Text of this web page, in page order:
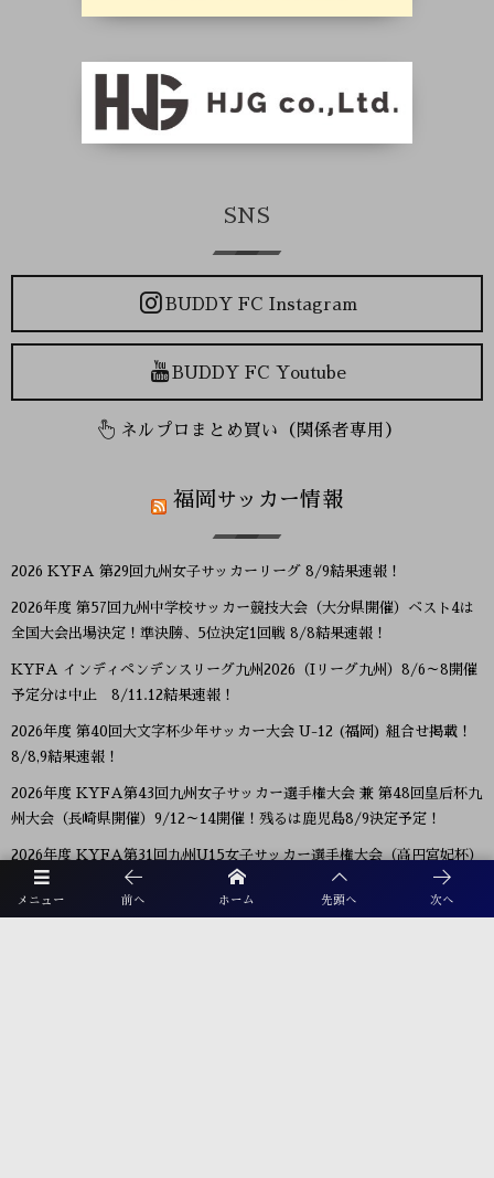
メニュー 前へ ホーム 先頭へ 次へ
SNS
BUDDY FC Instagram
BUDDY FC Youtube
ネルプロまとめ買い（関係者専用）
福岡サッカー情報
2026 KYFA 第29回九州女子サッカーリーグ 8/9結果速報！
2026年度 第57回九州中学校サッカー競技大会（大分県開催）ベスト4は
全国大会出場決定！準決勝、5位決定1回戦 8/8結果速報！
KYFA インディペンデンスリーグ九州2026（Iリーグ九州）8/6～8開催
予定分は中止 8/11.12結果速報！
2026年度 第40回大文字杯少年サッカー大会 U-12 (福岡) 組合せ掲載！
8/8,9結果速報！
2026年度 KYFA第43回九州女子サッカー選手権大会 兼 第48回皇后杯九
州大会（長崎県開催）9/12～14開催！残るは鹿児島8/9決定予定！
2026年度 KYFA第31回九州U15女子サッカー選手権大会（高円宮妃杯）
鹿児島代表決定！佐賀8/9.11 大分、沖縄9/5.6開催 県予選例年8～9月情
報募集！九州大会10/31～11/2 熊本県開催！